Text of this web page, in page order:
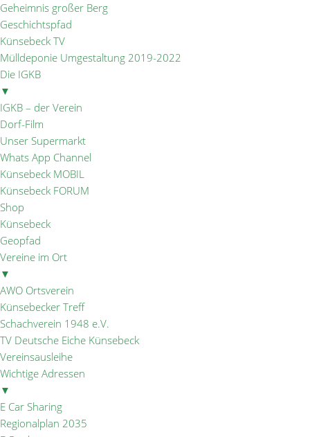
Geheimnis großer Berg
Geschichtspfad
Künsebeck TV
Mülldeponie Umgestaltung 2019-2022
Die IGKB
▼
IGKB – der Verein
Dorf-Film
Unser Supermarkt
Whats App Channel
Künsebeck MOBIL
Künsebeck FORUM
Shop
Künsebeck
Geopfad
Vereine im Ort
▼
AWO Ortsverein
Künsebecker Treff
Schachverein 1948 e.V.
TV Deutsche Eiche Künsebeck
Vereinsausleihe
Wichtige Adressen
▼
E Car Sharing
Regionalplan 2035